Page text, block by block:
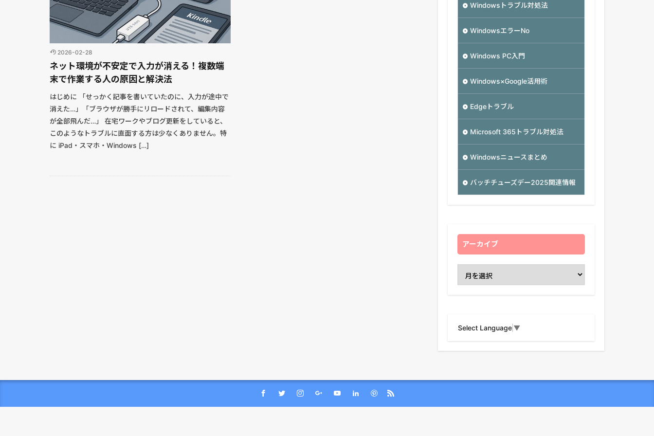
2026-02-28
ネット環境が不安定で入力が消える！複数端
末で作業する人の原因と解決法
はじめに 「せっかく記事を書いていたのに、入力が途中で
消えた…」「ブラウザが勝手にリロードされて、編集内容
が全部飛んだ…」 在宅ワークやブログ更新をしていると、
このようなトラブルに直面する方は少なくありません。特
に iPad・スマホ・Windows […]
Windowsトラブル対処法
WindowsエラーNo
Windows PC入門
Windows×Google活用術
Edgeトラブル
Microsoft 365トラブル対処法
Windowsニュースまとめ
バッチチューズデー2025関連情報
アーカイブ
Select Language ▼